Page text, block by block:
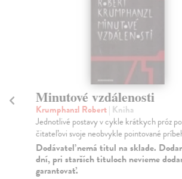
Minutové vzdálenosti
Krumphanzl Robert| Kniha
Jednotlivé postavy v cykle krátkych próz
čitateľovi svoje neobvykle pointované
Dodávateľ nemá titul na sklade.
dní, pri starších tituloch nevieme
garantovať.